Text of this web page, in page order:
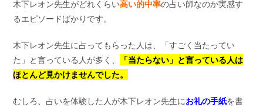
木下レオン先生がどれくらい高い的中率の占い師なのか実感す
るエピソードばかりです。
木下レオン先生に占ってもらった人は、「すごく当たってい
た」と言っている人が多く、
「当たらない」と言っている人は
ほとんど見かけませんでした。
むしろ、占いを体験した人が木下レオン先生にお礼の手紙を書